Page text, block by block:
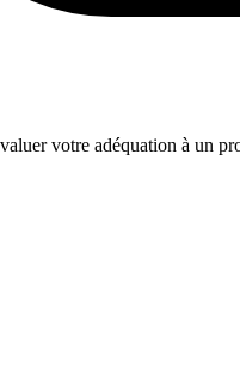
votre adéquation à un